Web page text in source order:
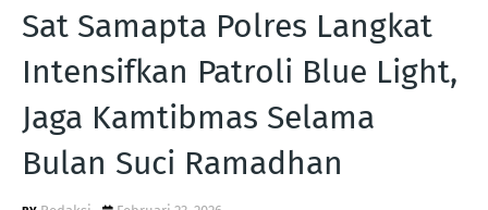
Sat Samapta Polres Langkat
Intensifkan Patroli Blue Light,
Jaga Kamtibmas Selama
Bulan Suci Ramadhan